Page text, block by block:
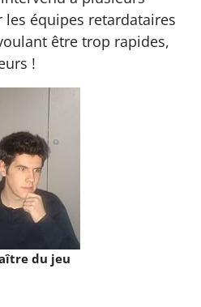
équipes retardataires
être trop rapides,
!
du jeu